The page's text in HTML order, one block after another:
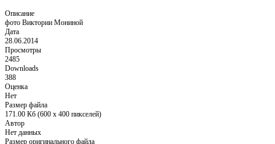
Описание
фото Виктории Мониной
Дата
28.06.2014
Просмотры
2485
Downloads
388
Оценка
Нет
Размер файла
171.00 Кб (600 x 400 пикселей)
Автор
Нет данных
Размер оригинального файла